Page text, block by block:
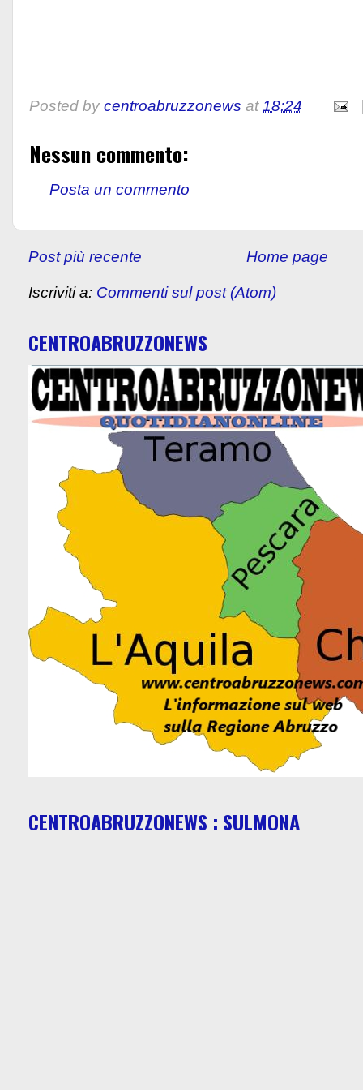
Posted by centroabruzzonews at18:24
Nessun commento:
Posta un commento
Post più recente Home page
Iscriviti a: Commenti sul post (Atom)
CENTROABRUZZONEWS
CENTROABRUZZONEWS : SULMONA